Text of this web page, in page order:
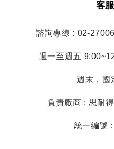
客
諮詢專線 : 02-
週一至週五
週末，國
負責廠商 : 思耐
統一編號